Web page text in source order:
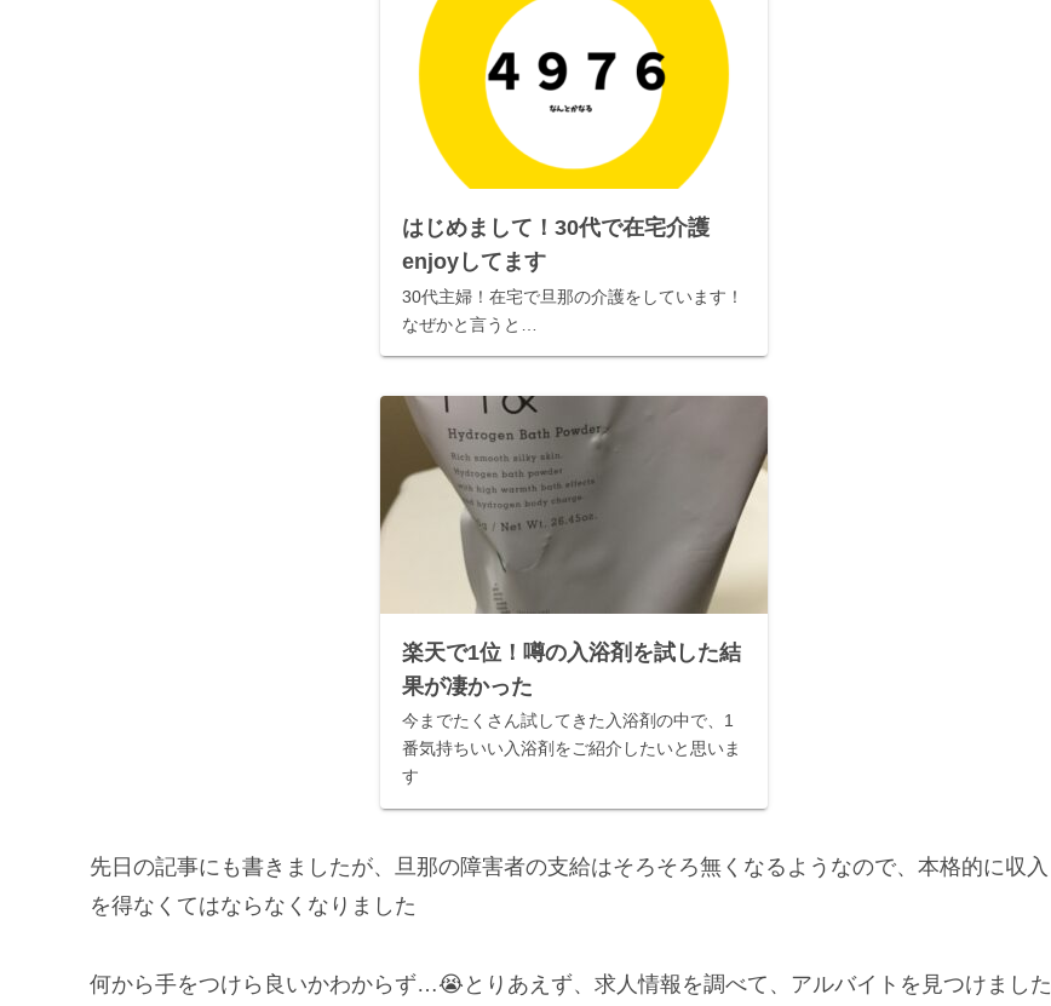
はじめまして！30代で在宅介護
enjoyしてます
30代主婦！在宅で旦那の介護をしています！
なぜかと言うと…
楽天で1位！噂の入浴剤を試した結
果が凄かった
今までたくさん試してきた入浴剤の中で、1
番気持ちいい入浴剤をご紹介したいと思いま
す
先日の記事にも書きましたが、旦那の障害者の支給はそろそろ無くなるようなので、本格的に収入
を得なくてはならなくなりました
何から手をつけら良いかわからず…😭とりあえず、求人情報を調べて、アルバイトを見つけました